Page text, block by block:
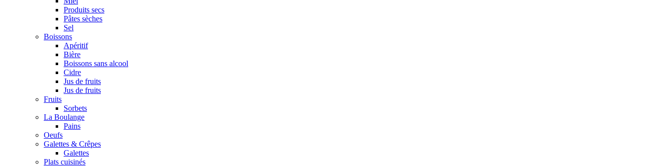
Produits secs
Pâtes sèches
Sel
Boissons
Apéritif
Bière
Boissons sans alcool
Cidre
Jus de fruits
Jus de fruits
Fruits
Sorbets
La Boulange
Pains
Oeufs
Galettes & Crêpes
Galettes
Plats cuisinés